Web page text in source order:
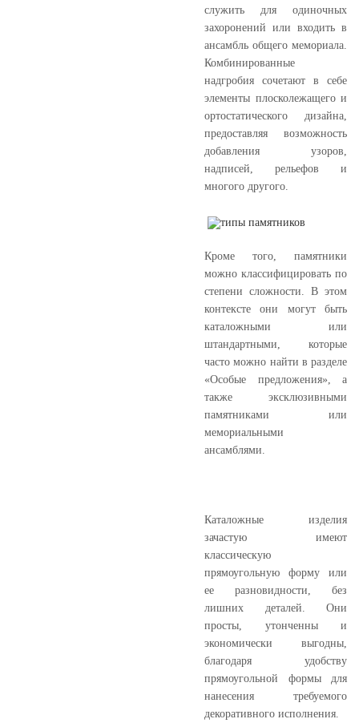
служить для одиночных
захоронений или входить в
ансамбль общего мемориала.
Комбинированные
надгробия сочетают в себе
элементы плосколежащего и
ортостатического дизайна,
предоставляя возможность
добавления узоров,
надписей, рельефов и
многого другого.
Кроме того, памятники
можно классифицировать по
степени сложности. В этом
контексте они могут быть
каталожными или
штандартными, которые
часто можно найти в разделе
«Особые предложения», а
также эксклюзивными
памятниками или
мемориальными
ансамблями.
Каталожные изделия
зачастую имеют
классическую
прямоугольную форму или
ее разновидности, без
лишних деталей. Они
просты, утонченны и
экономически выгодны,
благодаря удобству
прямоугольной формы для
нанесения требуемого
декоративного исполнения.